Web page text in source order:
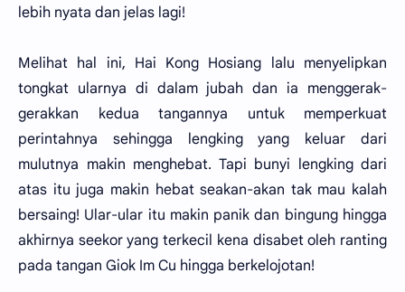
lebih nyata dan jelas lagi!
Melihat hal ini, Hai Kong Hosiang lalu menyelipkan
tongkat ularnya di dalam jubah dan ia menggerak-
gerakkan kedua tangannya untuk memperkuat
perintahnya sehingga lengking yang keluar dari
mulutnya makin menghebat. Tapi bunyi lengking dari
atas itu juga makin hebat seakan-akan tak mau kalah
bersaing! Ular-ular itu makin panik dan bingung hingga
akhirnya seekor yang terkecil kena disabet oleh ranting
pada tangan Giok Im Cu hingga berkelojotan!